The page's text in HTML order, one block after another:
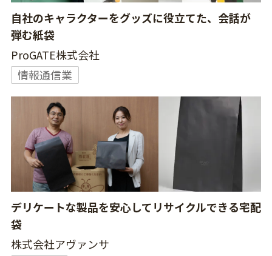
自社のキャラクターをグッズに役立てた、会話が
弾む紙袋
ProGATE株式会社
情報通信業
デリケートな製品を安心してリサイクルできる宅配
袋
株式会社アヴァンサ